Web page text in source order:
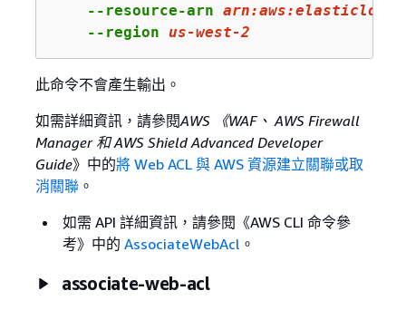
    --resource-arn
arn:aws:
    --region
us-west-2
此命令不會產生輸出。
如需詳細資訊，請參閱AWS 《WAF、 AWS Firewall
Manager 和 AWS Shield Advanced Developer
Guide》中的將 Web ACL 與 AWS 資源建立關聯或取
消關聯。
如需 API 詳細資訊，請參閱《AWS CLI 命令參
考》 中的 AssociateWebAcl 。
associate-web-acl